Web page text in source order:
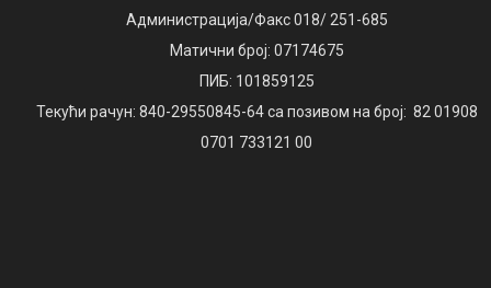
Администрација/Факс 018/ 251-685
Матични број: 07174675
ПИБ: 101859125
Текући рачун: 840-29550845-64 са позивом на број: 82 01908
0701 733121 00